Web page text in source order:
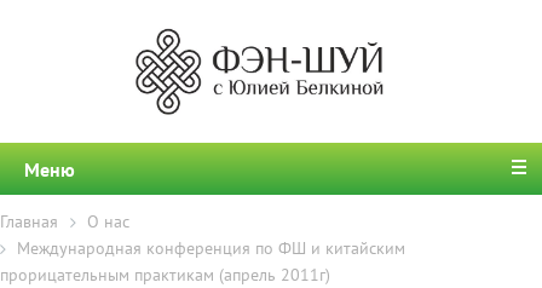
Меню
Главная
О нас
Международная конференция по ФШ и китайским
прорицательным практикам (апрель 2011г)